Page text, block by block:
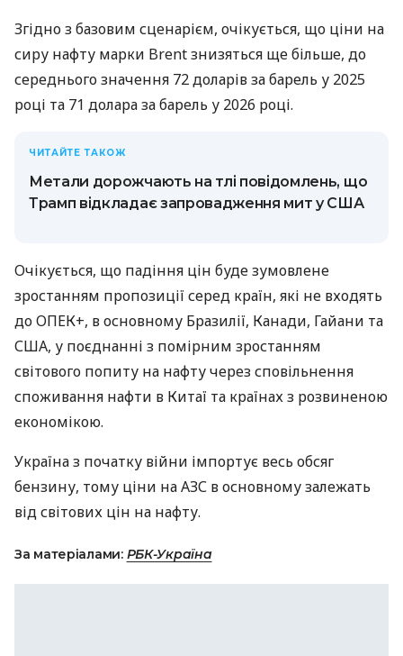
Згідно з базовим сценарієм, очікується, що ціни на
сиру нафту марки Brent знизяться ще більше, до
середнього значення 72 доларів за барель у 2025
році та 71 долара за барель у 2026 році.
ЧИТАЙТЕ ТАКОЖ
Метали дорожчають на тлі повідомлень, що
Трамп відкладає запровадження мит у США
Очікується, що падіння цін буде зумовлене
зростанням пропозиції серед країн, які не входять
до ОПЕК+, в основному Бразилії, Канади, Гайани та
США, у поєднанні з помірним зростанням
світового попиту на нафту через сповільнення
споживання нафти в Китаї та країнах з розвиненою
економікою.
Україна з початку війни імпортує весь обсяг
бензину, тому ціни на АЗС в основному залежать
від світових цін на нафту.
За матеріалами: РБК-Україна